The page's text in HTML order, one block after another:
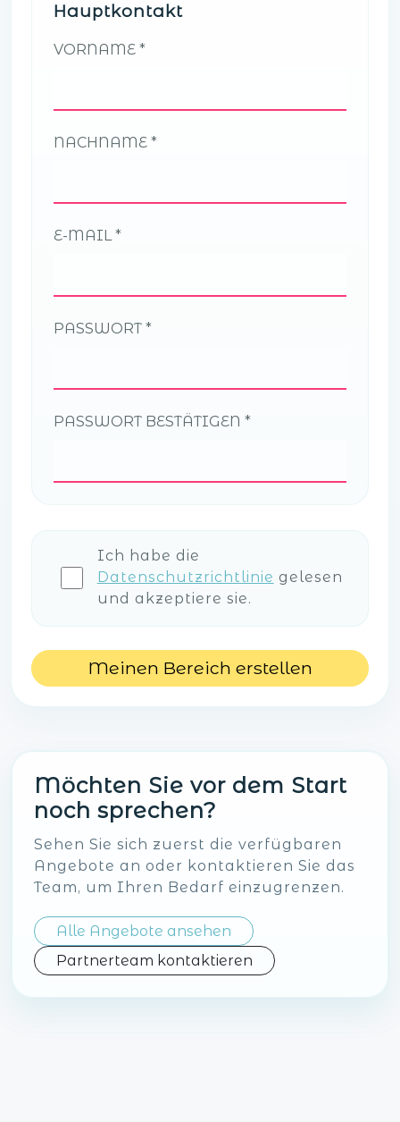
Hauptkontakt
VORNAME
NACHNAME
E-MAIL
PASSWORT
PASSWORT BESTÄTIGEN
Ich habe die
Datenschutzrichtlinie gelesen
und akzeptiere sie.
Meinen Bereich erstellen
Möchten Sie vor dem Start
noch sprechen?
Sehen Sie sich zuerst die verfügbaren
Angebote an oder kontaktieren Sie das
Team, um Ihren Bedarf einzugrenzen.
Alle Angebote ansehen
Partnerteam kontaktieren